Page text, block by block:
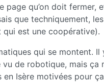
qu’on doit fermer,
que techniquement,
est une coopérative).
qui se montent. Il
vu de robotique, mais ça
en Isère motivées pour